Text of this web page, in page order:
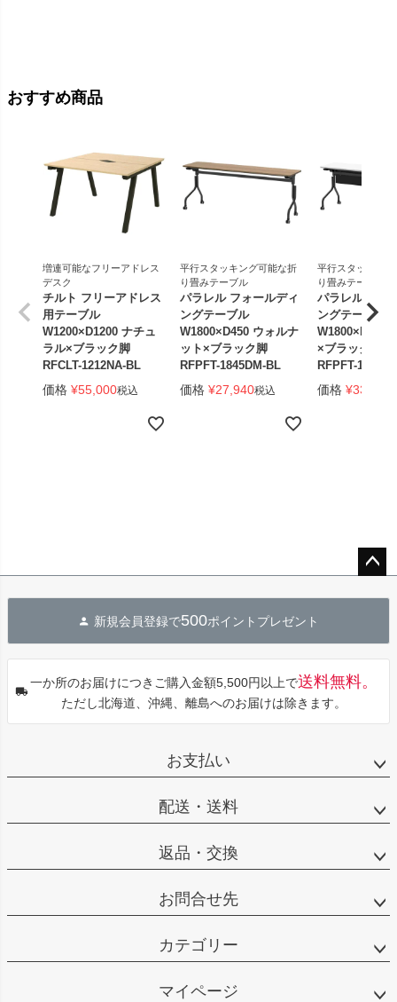
おすすめ商品
増連可能なフリーアドレス
デスク
チルト フリーアドレス
用テーブル
W1200×D1200 ナチュ
ラル×ブラック脚
RFCLT-1212NA-BL
価格 ¥55,000税込
平行スタッキング可能な折
り畳みテーブル
パラレル フォールディ
ングテーブル
W1800×D450 ウォルナ
ット×ブラック脚
RFPFT-1845DM-BL
価格 ¥27,940税込
平行スタッキン
り畳みテーブル
パラレル フォ
ングテーブル
W1800×D450
×ブラック脚
RFPFT-
価格 ¥33,440
へ
新規会員登録で500ポイントプレゼント
一か所のお届けにつきご購入金額5,500円以上で送料無料。
ただし北海道、沖縄、離島へのお届けは除きます。
お支払い
配送・送料
返品・交換
お問合せ先
カテゴリー
マイページ